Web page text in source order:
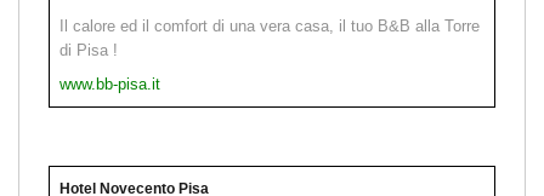
Il calore ed il comfort di una vera casa, il tuo B&B alla Torre
di Pisa !
www.bb-pisa.it
Hotel Novecento Pisa